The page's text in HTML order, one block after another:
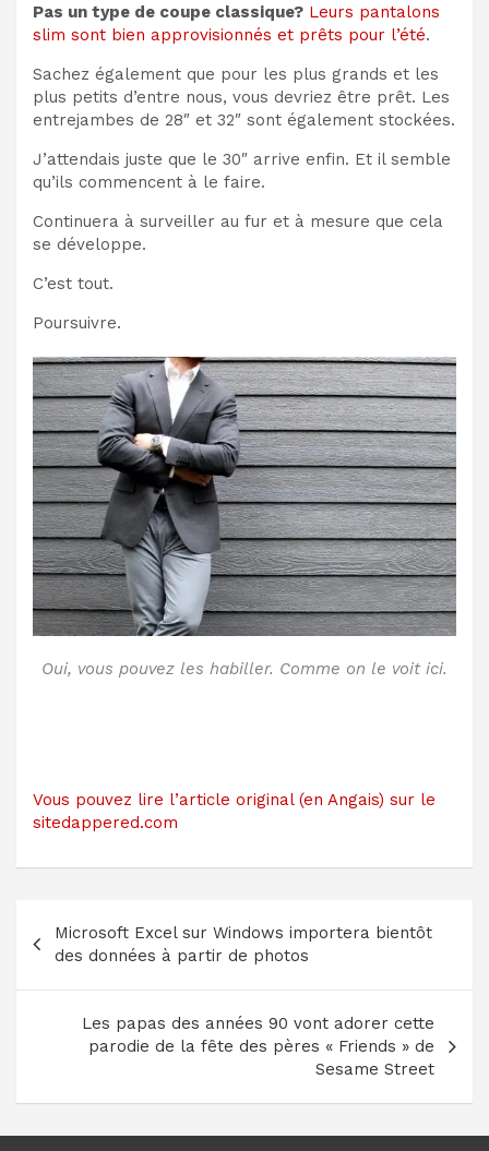
Pas un type de coupe classique? Leurs pantalons
slim sont bien approvisionnés et prêts pour l’été.
Sachez également que pour les plus grands et les
plus petits d’entre nous, vous devriez être prêt. Les
entrejambes de 28″ et 32″ sont également stockées.
J’attendais juste que le 30″ arrive enfin. Et il semble
qu’ils commencent à le faire.
Continuera à surveiller au fur et à mesure que cela
se développe.
C’est tout.
Poursuivre.
Oui, vous pouvez les habiller. Comme on le voit ici.
Vous pouvez lire l’article original (en Angais) sur le
sitedappered.com
Navigation
de
l’article
Microsoft Excel sur Windows importera bientôt
des données à partir de photos
Les papas des années 90 vont adorer cette
parodie de la fête des pères « Friends » de
Sesame Street